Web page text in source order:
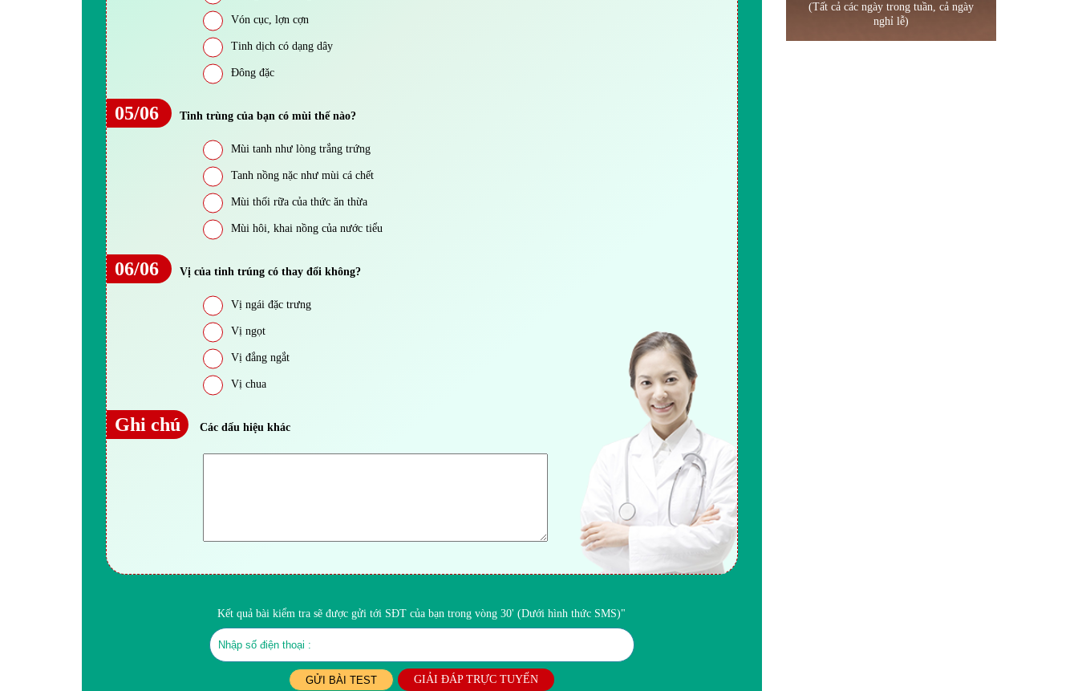
Vón cục, lợn cợn
Tinh dịch có dạng dây
Đông đặc
05/06 Tinh trùng của bạn có mùi thế nào?
Mùi tanh như lòng trắng trứng
Tanh nồng nặc như mùi cá chết
Mùi thối rữa của thức ăn thừa
Mùi hôi, khai nồng của nước tiểu
06/06 Vị của tinh trúng có thay đổi không?
Vị ngái đặc trưng
Vị ngọt
Vị đắng ngắt
Vị chua
Ghi chú Các dấu hiệu khác
Kết quả bài kiểm tra sẽ được gửi tới SĐT của bạn trong vòng 30' (Dưới hình thức SMS)"
GỬI BÀI TEST
GIẢI ĐÁP TRỰC TUYẾN
(Tất cả các ngày trong tuần, cả ngày
nghỉ lễ)